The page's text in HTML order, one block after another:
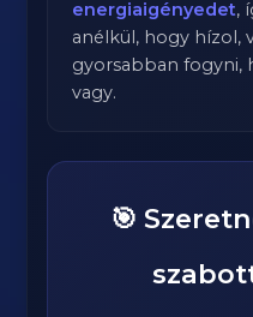
energiaigényedet,
anélkül, hogy hízol,
gyorsabban fogyni,
vagy.
🎯